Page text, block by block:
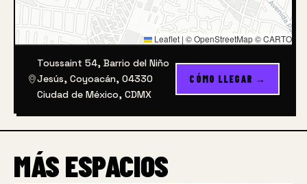
Leaflet | © OpenStreetMap © CARTO
Toussaint 54, Barrio del Niño
Jesús, Coyoacán, 04330
Ciudad de México, CDMX
CÓMO LLEGAR →
MÁS ESPACIOS